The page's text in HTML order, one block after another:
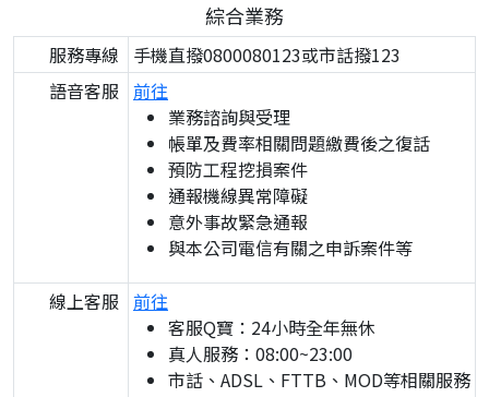
綜合業務
服務專線
手機直撥0800080123或市話撥123
語音客服 前往
業務諮詢與受理
帳單及費率相關問題繳費後之復話
預防工程挖損案件
通報機線異常障礙
意外事故緊急通報
與本公司電信有關之申訴案件等
線上客服 前往
客服Q寶：24小時全年無休
真人服務：08:00~23:00
市話、ADSL、FTTB、MOD等相關服務